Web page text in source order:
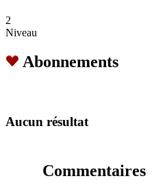
2
Niveau
Abonnements
Aucun résultat
Commentaires